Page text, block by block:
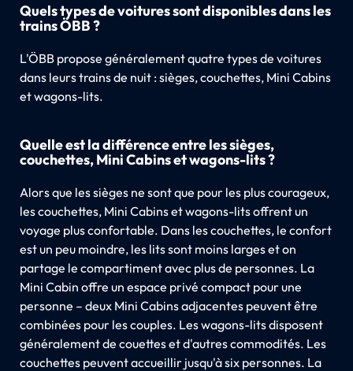
Quels types de voitures sont disponibles dans les
trains ÖBB ?
L'ÖBB propose généralement quatre types de voitures
dans leurs trains de nuit : sièges, couchettes, Mini Cabins
et wagons-lits.
Quelle est la différence entre les sièges,
couchettes, Mini Cabins et wagons-lits ?
Alors que les sièges ne sont que pour les plus courageux,
les couchettes, Mini Cabins et wagons-lits offrent un
voyage plus confortable. Dans les couchettes, le confort
est un peu moindre, les lits sont moins larges et on
partage le compartiment avec plus de personnes. La
Mini Cabin offre un espace privé compact pour une
personne – deux Mini Cabins adjacentes peuvent être
combinées pour les couples. Les wagons-lits disposent
généralement de couettes et d'autres commodités. Les
couchettes peuvent accueillir jusqu'à six personnes. La